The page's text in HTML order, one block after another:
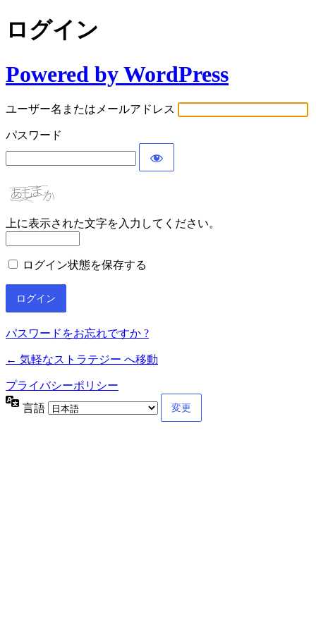
ログイン
Powered by WordPress
ユーザー名またはメールアドレス
パスワード
上に表示された文字を入力してください。
ログイン状態を保存する
パスワードをお忘れですか ?
← 気軽なストラテジー へ移動
プライバシーポリシー
言語